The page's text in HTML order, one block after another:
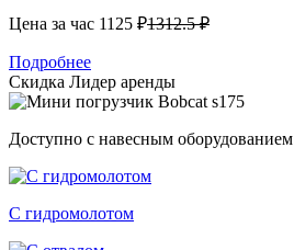
Цена за час 1125 ₽1312.5 ₽
Подробнее
Скидка Лидер аренды
Доступно с навесным оборудованием
С гидромолотом